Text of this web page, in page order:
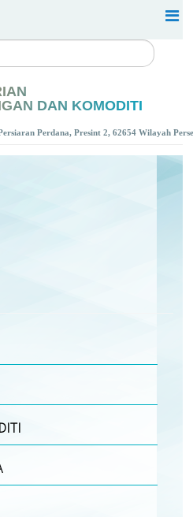
DAN KOMODITI
Perdana, Presint 2, 62654 Wilayah